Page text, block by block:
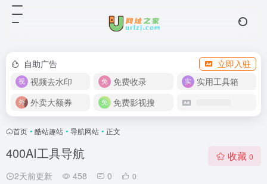
自助广告
立即入驻
视频去水印
免费收录
实用工具箱
外卖大额券
免费影视搜
首页 • 酷站趣站 • 导航网站 • 正文
400AI工具导航
2天前更新 458 0 0
收藏 0